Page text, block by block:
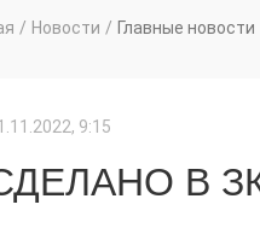
/ Новости / Главные новости
9:15
В